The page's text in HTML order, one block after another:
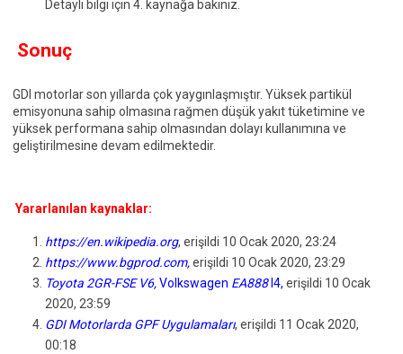
Detaylı bilgi için 4. kaynağa bakınız.
Sonuç
GDI motorlar son yıllarda çok yaygınlaşmıştır. Yüksek partikül
emisyonuna sahip olmasına rağmen düşük yakıt tüketimine ve
yüksek performana sahip olmasından dolayı kullanımına ve
geliştirilmesine devam edilmektedir.
Yararlanılan kaynaklar:
https://en.wikipedia.org, erişildi 10 Ocak 2020, 23:24
https://www.bgprod.com,erişildi 10 Ocak 2020, 23:29
Toyota 2GR-FSE V6,Volkswagen EA888I4, erişildi 10 Ocak
2020, 23:59
GDI Motorlarda GPF Uygulamaları, erişildi 11 Ocak 2020,
00:18